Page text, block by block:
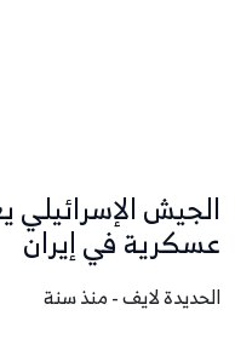
الجيش
عسكرية في إيران
الحديدة لايف - منذ سنة